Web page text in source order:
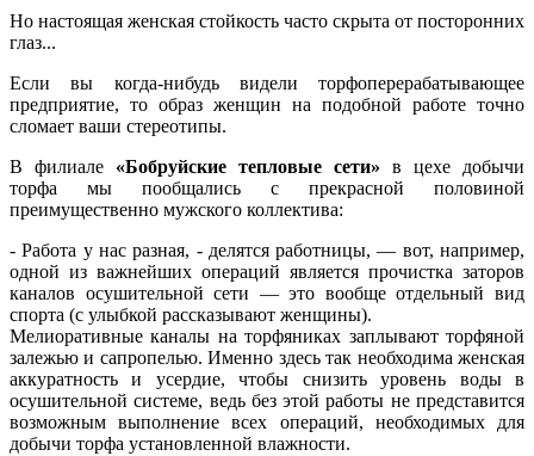
Но настоящая женская стойкость часто скрыта от посторонних
глаз...
Если вы когда-нибудь видели торфоперерабатывающее
предприятие, то образ женщин на подобной работе точно
сломает ваши стереотипы.
В филиале «Бобруйские тепловые сети» в цехе добычи
торфа мы пообщались с прекрасной половиной
преимущественно мужского коллектива:
- Работа у нас разная, - делятся работницы, — вот, например,
одной из важнейших операций является прочистка заторов
каналов осушительной сети — это вообще отдельный вид
спорта (с улыбкой рассказывают женщины).
Мелиоративные каналы на торфяниках заплывают торфяной
залежью и сапропелью. Именно здесь так необходима женская
аккуратность и усердие, чтобы снизить уровень воды в
осушительной системе, ведь без этой работы не представится
возможным выполнение всех операций, необходимых для
добычи торфа установленной влажности.